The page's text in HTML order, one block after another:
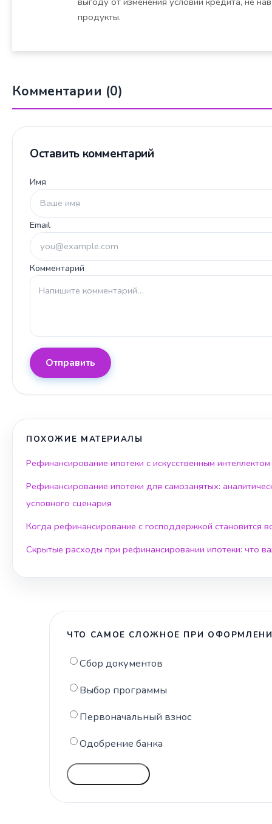
продукты.
Комментарии (0)
Оставить комментарий
Имя
Email
Комментарий
Отправить
ПОХОЖИЕ МАТЕРИАЛЫ
Рефинансирование ипотеки с искусственным интеллектом
Рефинансирование ипотеки для самозанятых:
условного сценария
Когда рефинансирование с господдержкой становится
Скрытые расходы при рефинансировании ипотеки: что
ЧТО САМОЕ СЛОЖНОЕ ПРИ
Сбор документов
Выбор программы
Первоначальный взнос
Одобрение банка